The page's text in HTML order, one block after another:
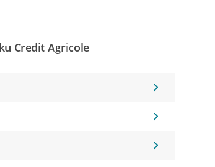
Credit Agricole